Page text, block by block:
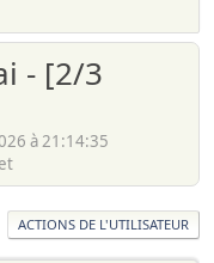
- [2/3
à 21:14:35
ACTIONS DE L'UTILISATEUR